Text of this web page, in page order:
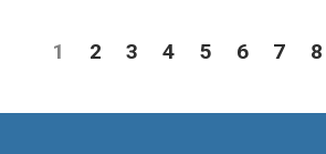
1 2 3 4 5 6 7 8